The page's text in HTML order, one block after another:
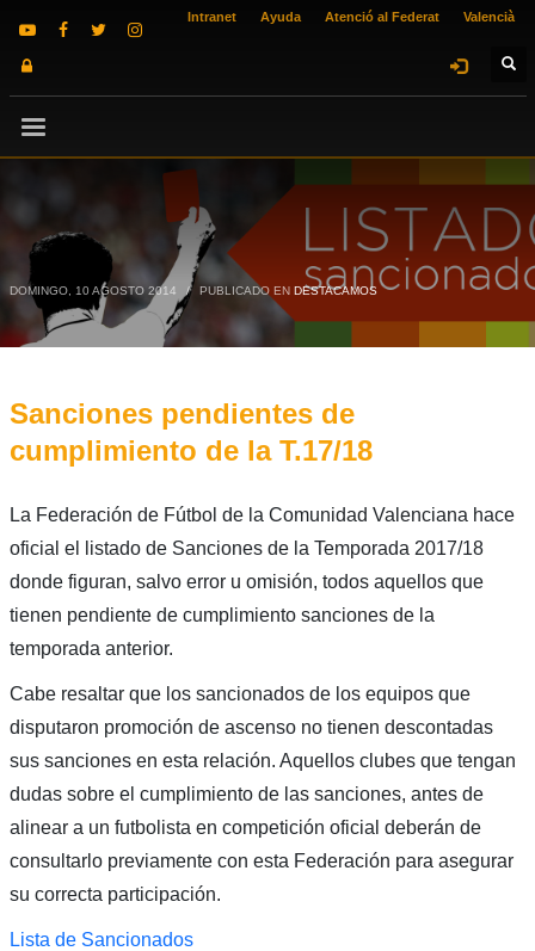
Intranet Ayuda Atenció al Federat Valencià
DOMINGO, 10 AGOSTO 2014 / PUBLICADO EN DESTACAMOS
Sanciones pendientes de
cumplimiento de la T.17/18
La Federación de Fútbol de la Comunidad Valenciana hace
oficial el listado de Sanciones de la Temporada 2017/18
donde figuran, salvo error u omisión, todos aquellos que
tienen pendiente de cumplimiento sanciones de la
temporada anterior.
Cabe resaltar que los sancionados de los equipos que
disputaron promoción de ascenso no tienen descontadas
sus sanciones en esta relación. Aquellos clubes que tengan
dudas sobre el cumplimiento de las sanciones, antes de
alinear a un futbolista en competición oficial deberán de
consultarlo previamente con esta Federación para asegurar
su correcta participación.
Lista de Sancionados